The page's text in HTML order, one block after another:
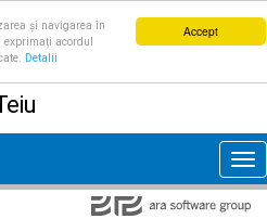
Accept
și navigarea în
acordul
Detalii